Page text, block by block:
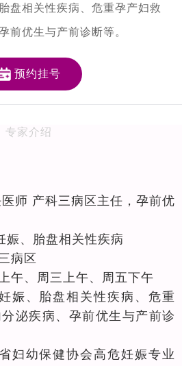
盘相关性疾病、危重孕产妇救
前优生与产前诊断等。
预约挂号
专家介绍
师 产科三病区主任，孕前优
娠、胎盘相关性疾病
病区
午、周三上午、周五下午
娠、胎盘相关性疾病、危重
泌疾病、孕前优生与产前诊
妇幼保健协会高危妊娠专业